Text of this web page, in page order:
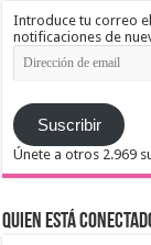
Introduce tu correo
notificaciones de
Dirección
de
Suscribir
Únete a otros 2.969
Quien está